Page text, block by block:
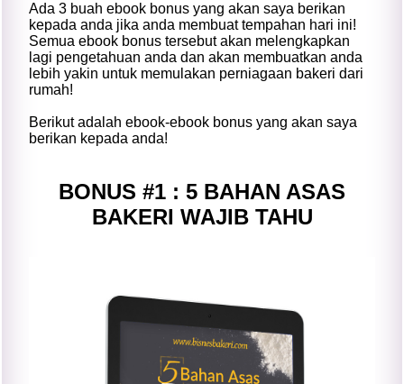
Ada 3 buah ebook bonus yang akan saya berikan
kepada anda jika anda membuat tempahan hari ini!
Semua ebook bonus tersebut akan melengkapkan
lagi pengetahuan anda dan akan membuatkan anda
lebih yakin untuk memulakan perniagaan bakeri dari
rumah!
Berikut adalah ebook-ebook bonus yang akan saya
berikan kepada anda!
BONUS #1 : 5 BAHAN ASAS
BAKERI WAJIB TAHU